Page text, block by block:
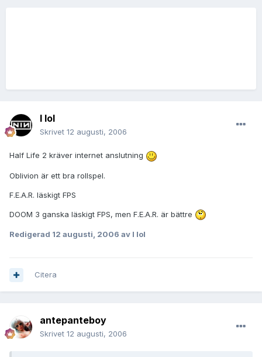
I lol
Skrivet 12 augusti, 2006
Half Life 2 kräver internet anslutning
Oblivion är ett bra rollspel.
F.E.A.R. läskigt FPS
DOOM 3 ganska läskigt FPS, men F.E.A.R. är bättre
Redigerad 12 augusti, 2006 av I lol
Citera
antepanteboy
Skrivet 12 augusti, 2006